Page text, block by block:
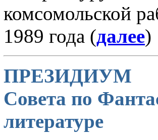
комсомольской
1989 года (далее)
ПРЕЗИДИУМ
Совета по
литературе